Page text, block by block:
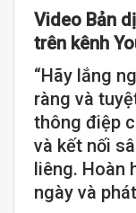
Video Bản
trên kênh
“Hãy lắng
ràng và
thông điệp
và kết nối
liêng. Hoàn
ngày và